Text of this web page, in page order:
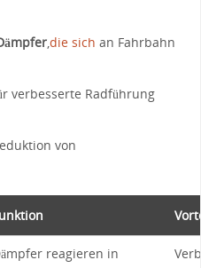
,die sich ‌an Fahrbahn
verbesserte Radführung
von
reagieren in